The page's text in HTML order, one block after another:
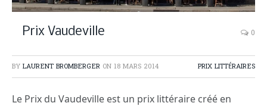
Prix Vaudeville 0
BY LAURENT BROMBERGER ON 18 MARS 2014 PRIX LITTÉRAIRES
Le Prix du Vaudeville est un prix littéraire créé en